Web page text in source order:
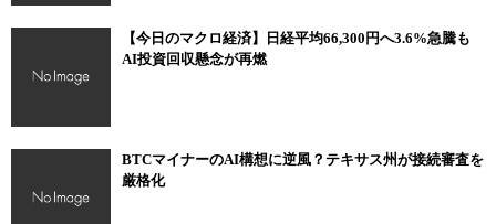
【今日のマクロ経済】日経平均66,300円へ3.6%急騰も
AI投資回収懸念が再燃
BTCマイナーのAI構想に逆風？テキサス州が接続審査を
厳格化